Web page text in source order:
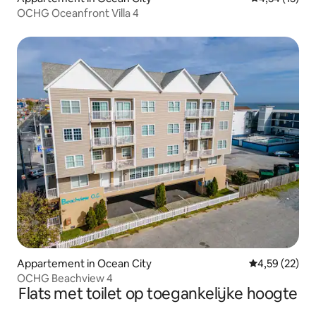
OCHG Oceanfront Villa 4
Appartement in Ocean City Gemiddelde
4,59 (22)
OCHG Beachview 4
Flats met toilet op toegankelijke hoogte